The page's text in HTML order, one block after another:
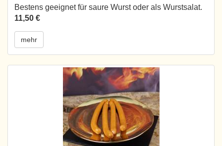
Bestens geeignet für saure Wurst oder als Wurstsalat.
11,50 €
mehr